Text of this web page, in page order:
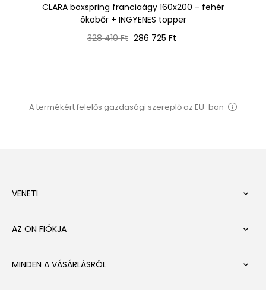
CLARA boxspring franciaágy 160x200 - fehér
ökobőr + INGYENES topper
Normál
328 410 Ft Ár
286 725 Ft
A termékért felelős gazdasági szereplő az EU-ban
VENETI 
AZ ÖN FIÓKJA 
MINDEN A VÁSÁRLÁSRÓL 